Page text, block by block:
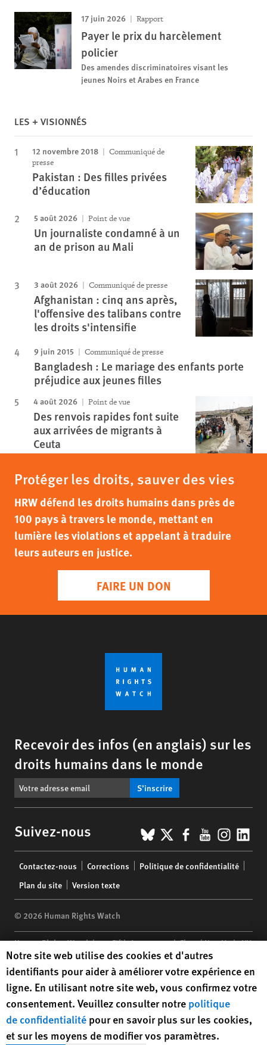
17 juin 2026 Rapport
Payer le prix du harcèlement
policier
Des amendes discriminatoires visant les
jeunes Noirs et Arabes en France
LES + VISIONNÉS
12 novembre 2018
Communiqué de
presse
Pakistan : Des filles privées
d’éducation
5 août 2026 Point de vue
Un journaliste condamné à un
an de prison au Mali
3 août 2026 Communiqué de presse
Afghanistan : cinq ans après,
l'offensive des talibans contre
les droits s'intensifie
9 juin 2015 Communiqué de presse
Bangladesh : Le mariage des enfants porte
préjudice aux jeunes filles
4 août 2026 Point de vue
Des renvois rapides font suite
aux arrivées de migrants à
Ceuta
Protéger les droits, sauver des vies
HRW défend les droits humains dans près de
100 pays à travers le monde, mettant en
lumière les violations et appelant à traduire
leurs auteurs en justice.
FAIRE UN DON
Recevoir des infos (en anglais) sur les
droits humains dans le monde
S’inscrire
Suivez-nous BlueSky
X Facebook
YouTube
menu
Contactez-nous Corrections
Politique de confidentialité
Plan du site
Version texte
© 2026 Human Rights Watch
Human Rights Watch| 350 Fifth Avenue, 34th Floor | New York,NY
10118-3299USA |t1.212.290.4700
Human Rights Watchis a 501(C)(3) nonprofit registered in the US
under EIN: 13-2875808
Human Rights Watch cookie preferences
Notre site web utilise des cookies et d'autres
identifiants pour aider à améliorer votre expérience en
ligne. En utilisant notre site web, vous confirmez votre
consentement. Veuillez consulter notre politique
de confidentialité pour en savoir plus sur les cookies,
et sur les moyens de modifier vos paramètres.